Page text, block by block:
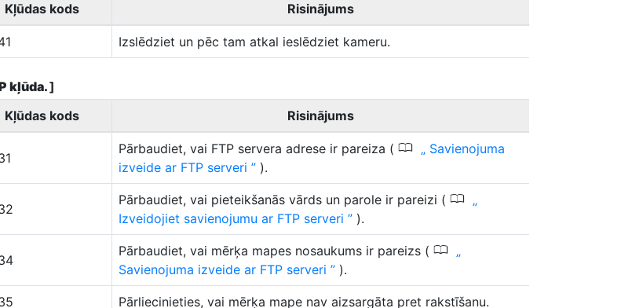
Kļūdas kods
Risinājums
Izslēdziet un pēc tam atkal ieslēdziet kameru.
kļūda.]
Kļūdas kods
Risinājums
Pārbaudiet, vai FTP servera adrese ir pareiza ( 0
Savienojuma
izveide ar FTP serveri
).
Pārbaudiet, vai pieteikšanās vārds un parole ir pareizi ( 0
Izveidojiet savienojumu ar FTP serveri ).
Pārbaudiet, vai mērķa mapes nosaukums ir pareizs ( 0
Savienojuma izveide ar FTP serveri ).
Pārliecinieties, vai mērķa mape nav aizsargāta pret rakstīšanu.